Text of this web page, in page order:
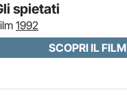
spietati
1992
SCOPRI IL FILM